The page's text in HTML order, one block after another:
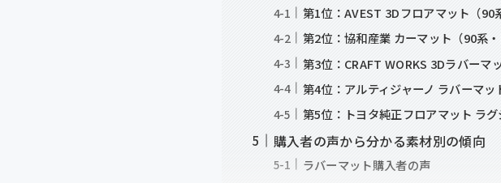
第1位：AVEST 3Dフロアマット（
第2位：協和産業 カーマット（90系
第3位：CRAFT WORKS 3Dラバー
第4位：アルティジャーノ ラバーマ
第5位：トヨタ純正フロアマット ラ
購入者の声から分かる素材別の傾向
ラバーマット購入者の声